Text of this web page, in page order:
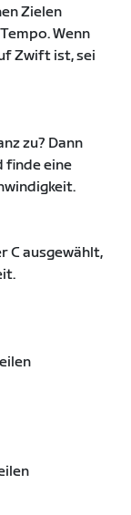
Zielen
Wenn
Zwift ist, sei
zu? Dann
finde eine
C ausgewählt,